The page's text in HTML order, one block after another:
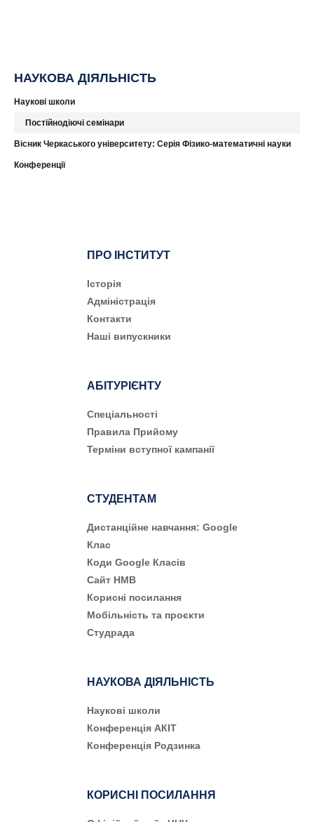
НАУКОВА ДІЯЛЬНІСТЬ
Наукові школи
Постійнодіючі семінари
Вісник Черкаського університету: Серія Фізико-математичні науки
Конференції
ПРО ІНСТИТУТ
Історія
Адміністрація
Контакти
Наші випускники
АБІТУРІЄНТУ
Cпеціальності
Правила Прийому
Терміни вступної кампанії
СТУДЕНТАМ
Дистанційне навчання: Google
Клас
Коди Google Класів
Сайт НМВ
Корисні посилання
Мобільність та проєкти
Студрада
НАУКОВА ДІЯЛЬНІСТЬ
Наукові школи
Конференція АКІТ
Конференція Родзинка
КОРИСНІ ПОСИЛАННЯ